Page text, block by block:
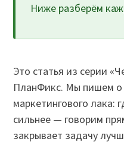
Ниже разберём
Это статья из серии
ПланФикс. Мы пишем о
маркетингового лака:
сильнее — говорим
закрывает задачу